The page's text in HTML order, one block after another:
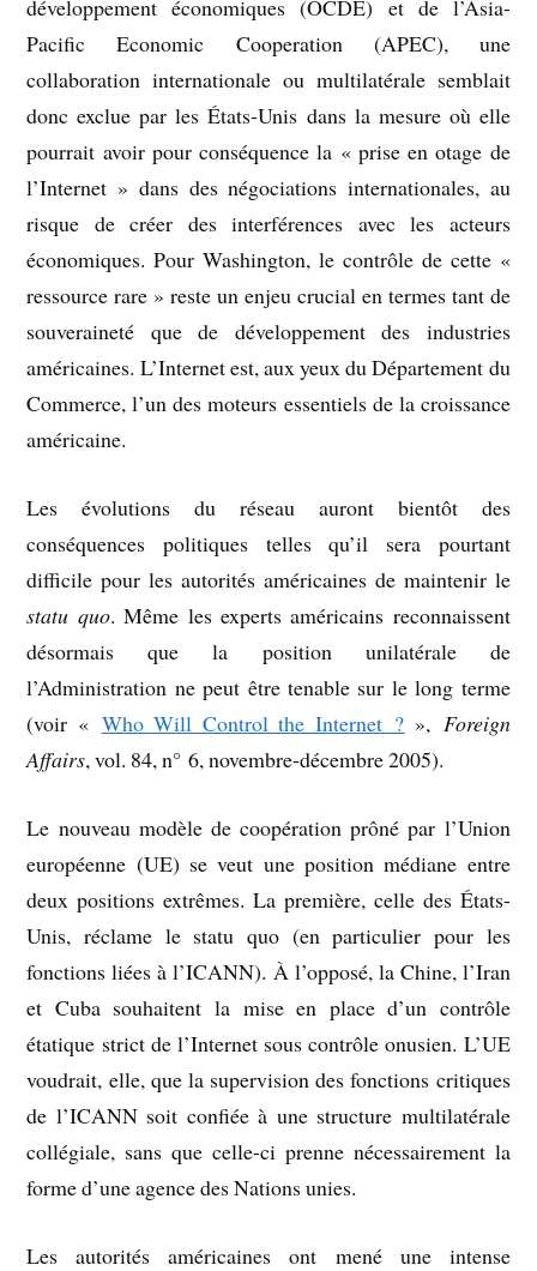
développement économiques (OCDE) et de l’Asia-
Pacific Economic Cooperation (APEC), une
collaboration internationale ou multilatérale semblait
donc exclue par les États-Unis dans la mesure où elle
pourrait avoir pour conséquence la « prise en otage de
l’Internet » dans des négociations internationales, au
risque de créer des interférences avec les acteurs
économiques. Pour Washington, le contrôle de cette «
ressource rare » reste un enjeu crucial en termes tant de
souveraineté que de développement des industries
américaines. L’Internet est, aux yeux du Département du
Commerce, l’un des moteurs essentiels de la croissance
américaine.
Les évolutions du réseau auront bientôt des
conséquences politiques telles qu’il sera pourtant
difficile pour les autorités américaines de maintenir le
statu quo. Même les experts américains reconnaissent
désormais que la position unilatérale de
l’Administration ne peut être tenable sur le long terme
(voir « Who Will Control the Internet ? », Foreign
Affairs, vol. 84, n° 6, novembre-décembre 2005).
Le nouveau modèle de coopération prôné par l’Union
européenne (UE) se veut une position médiane entre
deux positions extrêmes. La première, celle des États-
Unis, réclame le statu quo (en particulier pour les
fonctions liées à l’ICANN). À l’opposé, la Chine, l’Iran
et Cuba souhaitent la mise en place d’un contrôle
étatique strict de l’Internet sous contrôle onusien. L’UE
voudrait, elle, que la supervision des fonctions critiques
de l’ICANN soit confiée à une structure multilatérale
collégiale, sans que celle-ci prenne nécessairement la
forme d’une agence des Nations unies.
Les autorités américaines ont mené une intense